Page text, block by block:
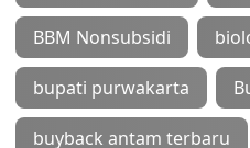
BBM Nonsubsidi
bupati purwakarta
buyback antam terbaru